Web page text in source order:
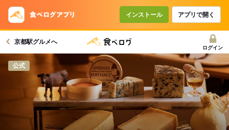
インストール アプリで開く
京都駅グルメへ
ログイン
公式